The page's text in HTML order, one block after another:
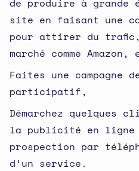
de produire à
site en faisant une
pour attirer du
marché comme Amazon,
Faites une campagne
participatif,
Démarchez quelques
la publicité en ligne
prospection par
d’un service.